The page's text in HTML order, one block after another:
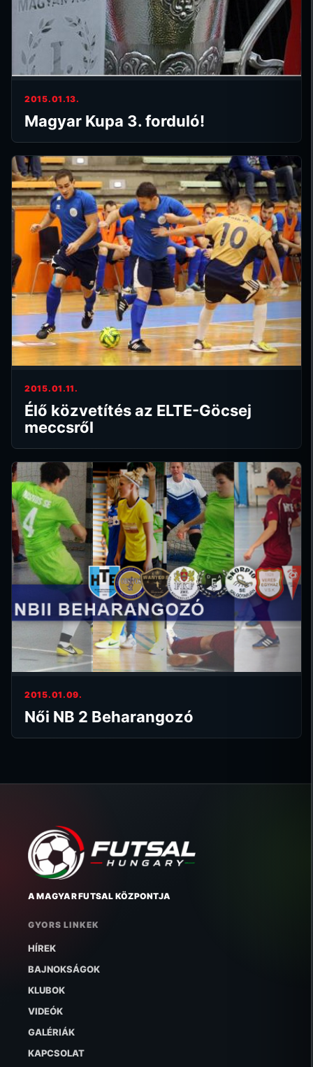
2015.01.13.
Magyar Kupa 3. forduló!
2015.01.11.
Élő közvetítés az ELTE-Göcsej
meccsről
2015.01.09.
Női NB 2 Beharangozó
A MAGYAR FUTSAL KÖZPONTJA
GYORS LINKEK
HÍREK
BAJNOKSÁGOK
KLUBOK
VIDEÓK
GALÉRIÁK
KAPCSOLAT